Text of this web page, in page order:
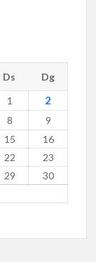
Ds
Dg
1
2
8
9
15
16
22
23
29
30